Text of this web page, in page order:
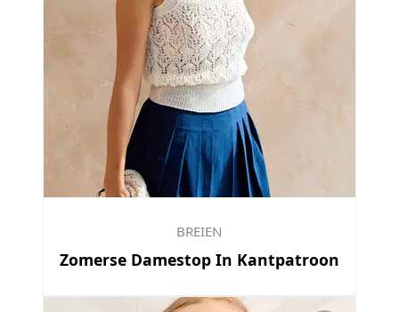
BREIEN
Zomerse Damestop In Kantpatroon